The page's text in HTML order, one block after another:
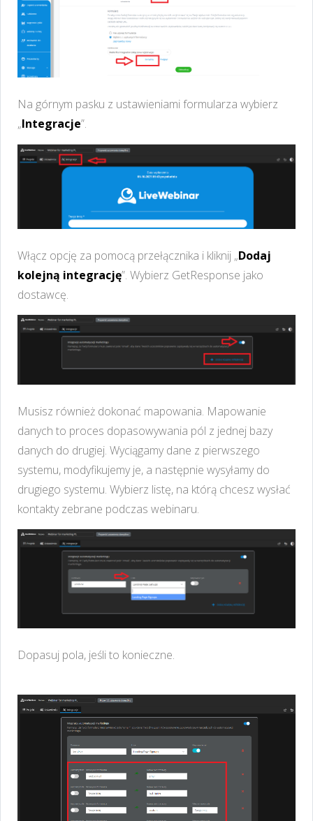
Na górnym pasku z ustawieniami formularza wybierz
„Integracje”.
Włącz opcję za pomocą przełącznika i kliknij „Dodaj
kolejną integrację”. Wybierz GetResponse jako
dostawcę.
Musisz również dokonać mapowania. Mapowanie
danych to proces dopasowywania pól z jednej bazy
danych do drugiej. Wyciągamy dane z pierwszego
systemu, modyfikujemy je, a następnie wysyłamy do
drugiego systemu. Wybierz listę, na którą chcesz wysłać
kontakty zebrane podczas webinaru.
Dopasuj pola, jeśli to konieczne.